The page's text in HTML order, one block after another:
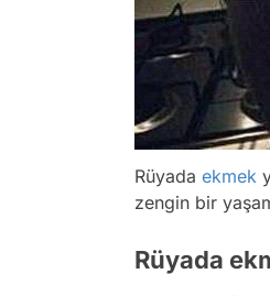
Rüyada ekmek
zengin bir
Rüyada